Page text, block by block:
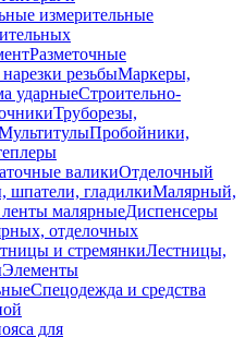
измерительные
Разметочные
резьбыМаркеры,
ударныеСтроительно-
Труборезы,
Пробойники,
валикиОтделочный
шпатели, гладилкиМалярный,
малярныеДиспенсеры
отделочных
и стремянкиЛестницы,
Элементы
Спецодежда и средства
для